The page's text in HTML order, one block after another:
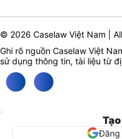
© 2026 Caselaw Việt Nam |
Ghi rõ nguồn Caselaw Việt
sử dụng thông tin, tài liệu từ
Đăng